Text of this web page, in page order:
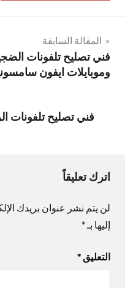
تصفّح
المقالات
المقالة السابقة
وموبايلات ايفون
اترك تعليقاً
لن يتم نشر عنوان بريدك
إليها بـ*
التعليق *